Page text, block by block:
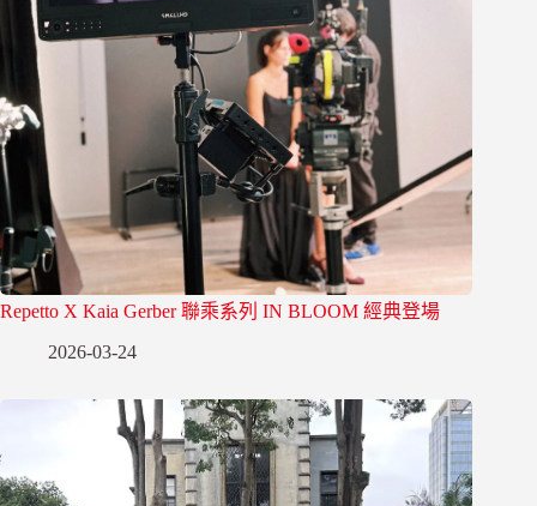
Repetto X Kaia Gerber 聯乘系列 IN BLOOM 經典登場
2026-03-24